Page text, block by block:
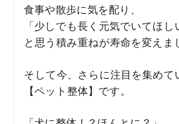
食事や散歩に気を配り、
「少しでも長く元気でいてほし
と思う積み重ねが寿命を変えま
そして今、さらに注目を集めて
【ペット整体】です。